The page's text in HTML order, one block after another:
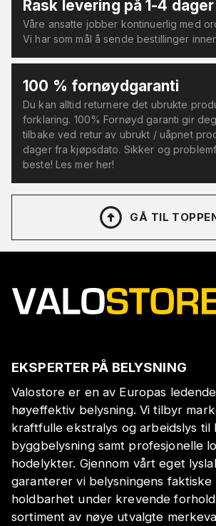
Rask levering på 1-4 dager
Våre ansatte jobber kontinuerlig med
Vi har som mål å sende bestillinger
100 % fornøydgaranti
Du kan alltid returnere det ubrukte
forklaring. 100% Fornøyd garanti gir
tilbake ved retur av ubrukt / uåpnet
dager fra kjøpsdato. Sikker og
beste! Les mer her!
GÅ TIL
EKSPERTER PÅ BELYSNING
Valostore er en av Europas
høyeffektiv belysning. Vi tilbyr
kraftfulle ekstralys og arbeidslys til
byggbelysning samt profesjonelle
hodelykter. Gjennom vårt eget
garanterer vi belysningens faktiske
holdbarhet under krevende
sortiment av nøye utvalgte